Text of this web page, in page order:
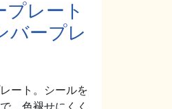
レート
バープレ
ート。シールを
、色褪せにくく